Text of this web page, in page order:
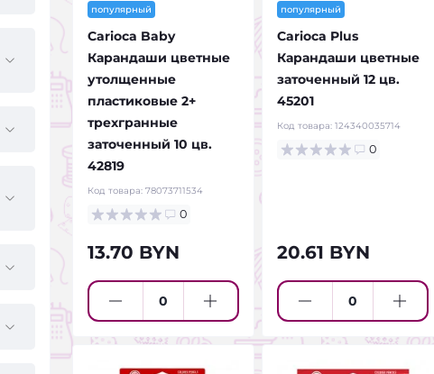
популярный
Carioca Baby
Карандаши цветные
утолщенные
пластиковые 2+
трехгранные
заточенный 10 цв.
42819
Код товара: 78073711534
0
13.70 BYN
популярный
Carioca Plus
Карандаши цветные
заточенный 12 цв.
45201
Код товара: 124340035714
0
20.61 BYN